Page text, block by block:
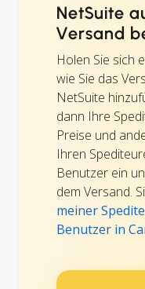
NetSuite
Versand
Holen Sie sich
wie Sie das
NetSuite
dann Ihre
Preise und
Ihren
Benutzer ein
dem Versand.
meiner
Benutzer in